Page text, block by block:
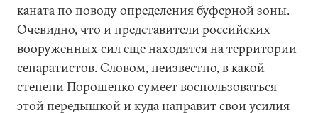
каната по поводу определения буферной зоны.
Очевидно, что и представители российских
вооруженных сил еще находятся на территории
сепаратистов. Словом, неизвестно, в какой
степени Порошенко сумеет воспользоваться
этой передышкой и куда направит свои усилия –